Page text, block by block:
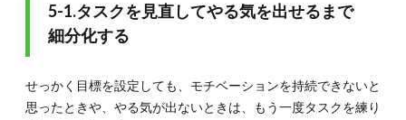
5-1.タスクを見直してやる気を出せるまで
細分化する
せっかく目標を設定しても、モチベーションを持続できないと
思ったときや、やる気が出ないときは、もう一度タスクを練り